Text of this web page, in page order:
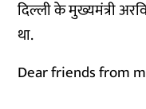
दिल्ली के मुख्यमंत्री
था.
Dear friends from